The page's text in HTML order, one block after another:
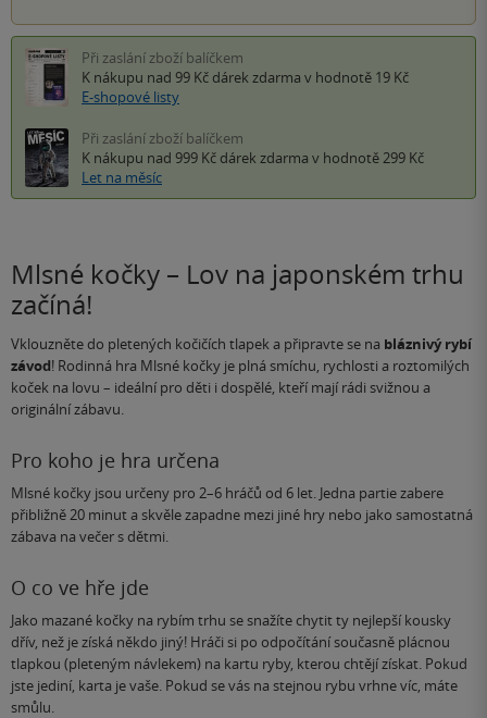
Při zaslání zboží balíčkem
K nákupu nad 99 Kč dárek zdarma v hodnotě 19 Kč
E-shopové listy
Při zaslání zboží balíčkem
K nákupu nad 999 Kč dárek zdarma v hodnotě 299 Kč
Let na měsíc
Mlsné kočky – Lov na japonském trhu
začíná!
Vklouzněte do pletených kočičích tlapek a připravte se na bláznivý rybí
závod! Rodinná hra Mlsné kočky je plná smíchu, rychlosti a roztomilých
koček na lovu – ideální pro děti i dospělé, kteří mají rádi svižnou a
originální zábavu.
Pro koho je hra určena
Mlsné kočky jsou určeny pro 2–6 hráčů od 6 let. Jedna partie zabere
přibližně 20 minut a skvěle zapadne mezi jiné hry nebo jako samostatná
zábava na večer s dětmi.
O co ve hře jde
Jako mazané kočky na rybím trhu se snažíte chytit ty nejlepší kousky
dřív, než je získá někdo jiný! Hráči si po odpočítání současně plácnou
tlapkou (pleteným návlekem) na kartu ryby, kterou chtějí získat. Pokud
jste jediní, karta je vaše. Pokud se vás na stejnou rybu vrhne víc, máte
smůlu.